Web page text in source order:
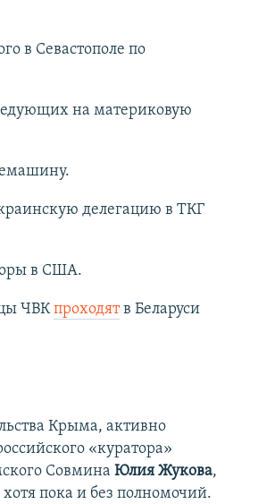
в Севастополе по
на материковую
делегацию в ТКГ
в США.
ЧВКпроходятв Беларуси
Крыма, активно
«куратора»
Совмина Юлия Жукова,
хотя пока и без полномочий.